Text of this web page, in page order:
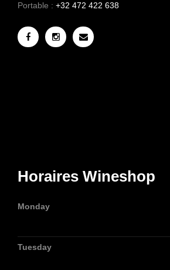
Portable :+32 472 422 638
Horaires Wineshop
Monday
Tuesday